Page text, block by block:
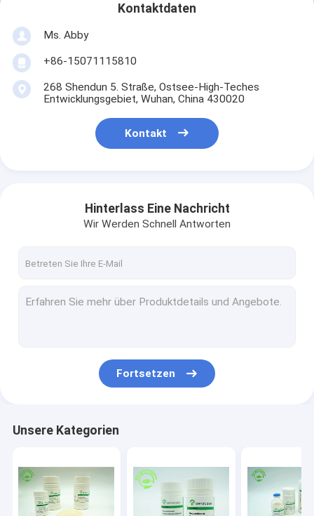
Kontaktdaten
Ms. Abby
+86-15071115810
268 Shendun 5. Straße, Ostsee-High-Teches
Entwicklungsgebiet, Wuhan, China 430020
Kontakt
Hinterlass Eine Nachricht
Wir Werden Schnell Antworten
Fortsetzen
Unsere Kategorien